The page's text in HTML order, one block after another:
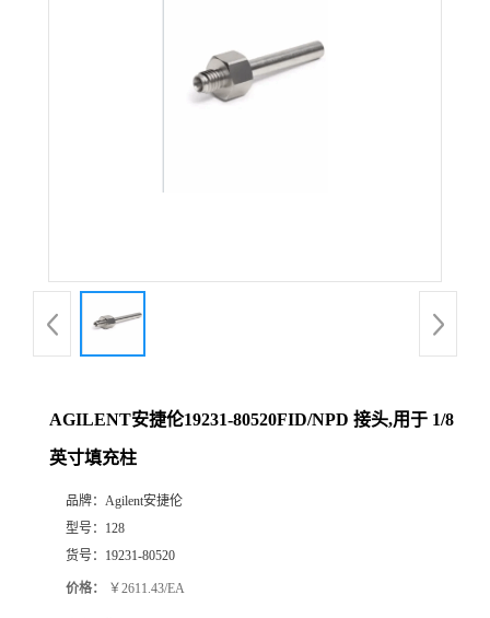
AGILENT安捷伦19231-80520FID/NPD 接头,用于 1/8
英寸填充柱
品牌： Agilent安捷伦
型号： 128
货号： 19231-80520
价格： ￥2611.43/EA